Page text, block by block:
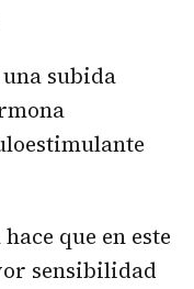
subida
que en este
sensibilidad